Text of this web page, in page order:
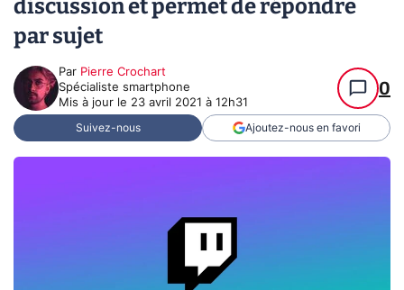
discussion et permet de répondre
par sujet
Par Pierre Crochart
Spécialiste smartphone
Mis à jour le 23 avril 2021 à 12h31
0
Suivez-nous Ajoutez-nous en favori